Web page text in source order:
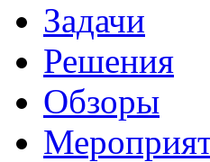
Задачи
Решения
Обзоры